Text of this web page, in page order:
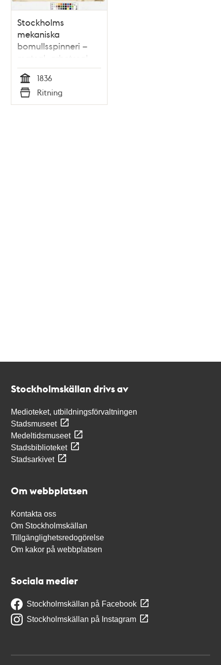
Stockholms
mekaniska
bomullsspinneri –
matsal, arbetssal
och kontor 1836
Tid
1836
Typ
Ritning
Stockholmskällan drivs av
Medioteket, utbildningsförvaltningen
Stadsmuseet
Medeltidsmuseet
Stadsbiblioteket
Stadsarkivet
Om webbplatsen
Kontakta oss
Om Stockholmskällan
Tillgänglighetsredogörelse
Om kakor på webbplatsen
Sociala medier
Stockholmskällan på Facebook
Stockholmskällan på Instagram